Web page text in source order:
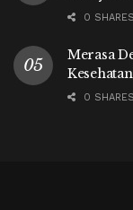
0 SHARES
Merasa
0 SHARES